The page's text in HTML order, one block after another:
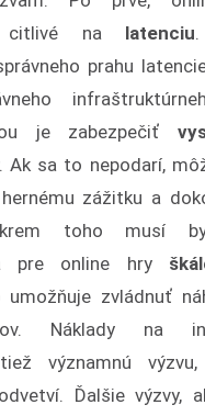
citlivé na latenciu
prahu
je zabezpečiť
Ak sa to nepodarí,
zážitku a
toho musí
pre online hry
umožňuje zvládnuť
Náklady na
významnú
Ďalšie výzvy,